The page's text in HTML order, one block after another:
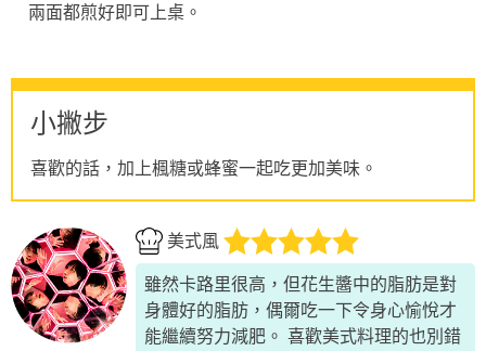
兩面都煎好即可上桌。
小撇步
喜歡的話，加上楓糖或蜂蜜一起吃更加美味。
美式風
雖然卡路里很高，但花生醬中的脂肪是對
身體好的脂肪，偶爾吃一下令身心愉悅才
能繼續努力減肥。 喜歡美式料理的也別錯